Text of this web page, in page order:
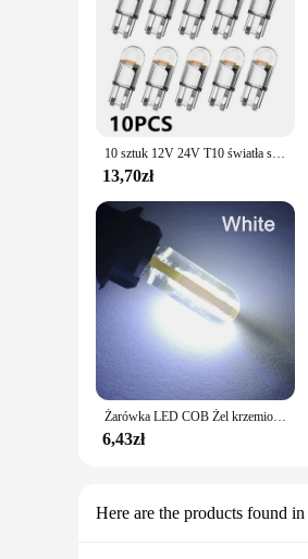
10 sztuk 12V 24V T10 światła samochodowe Led kolby szkła 6000K biały Auto samochodów lampka tablicy rejestracyjnej Dome przeczytać DRL żarówka styl hurtownie 2 #
13,70zł
Żarówka LED COB Żel krzemionkowy Wodoodporne światło klinowe Auto Marker Reading Parking Dome Lamps 12V Retrofitting Inside The Car Lighting
6,43zł
Here are the products found in